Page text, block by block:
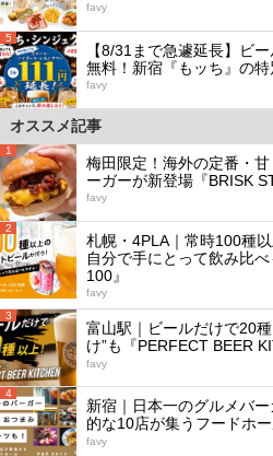
favy
5
【8/31まで急遽延長】ビ
無料！新宿『もッち』の
favy
オススメ記事
1
梅田限定！海外の定番・
ーガーが新登場『BRISK
favy
2
札幌・4PLA｜常時100種
自分で手にとって飲み比
100』
favy
3
富山駅｜ビールだけで20
け”も『PERFECT BEER
favy
4
新宿｜日本一のグルメバ
的な10店が集うフードホー
favy